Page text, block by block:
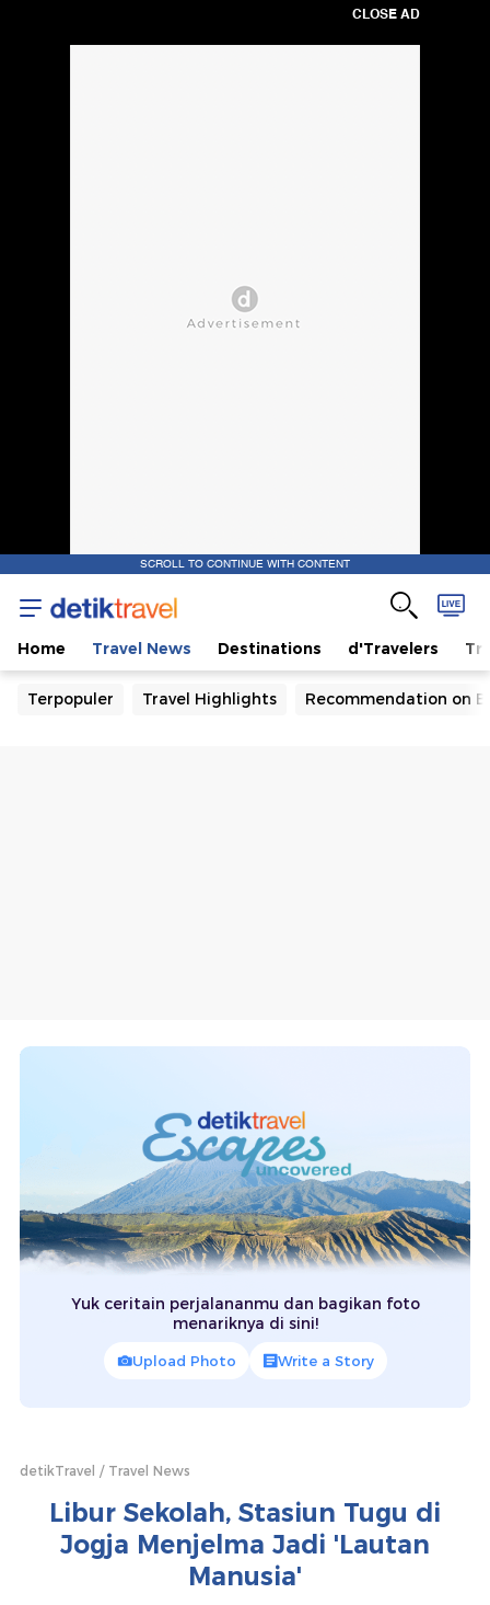
CLOSE AD
SCROLL TO CONTINUE WITH CONTENT
Home Travel News Destinations d'Travelers
Terpopuler Travel Highlights Recommendation on
Yuk ceritain perjalananmu dan bagikan foto
menariknya di sini!
Upload Photo Write a Story
detikTravel Travel News
Libur Sekolah, Stasiun Tugu di
Jogja Menjelma Jadi 'Lautan
Manusia'